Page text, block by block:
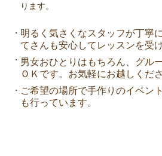
ります。
・ 明るく気さくなスタッフが丁寧
てさんも安心してレッスンを受
・ 男女おひとりはもちろん、グル
ＯＫです。お気軽にお越しくださ
・ ご希望の場所で手作りのイベン
も行っています。